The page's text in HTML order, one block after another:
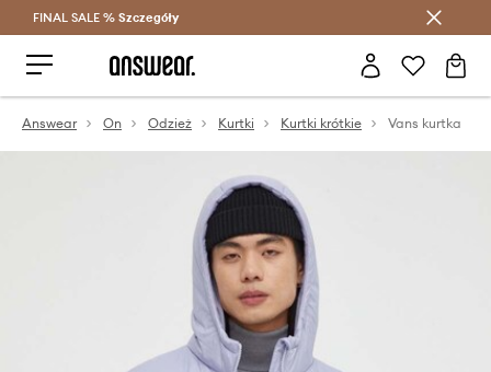
Oszczędzaj z Answear Club >
FINAL SALE % Szczegóły
Answear On Odzież Kurtki Kurtki krótkie Vans kurtka